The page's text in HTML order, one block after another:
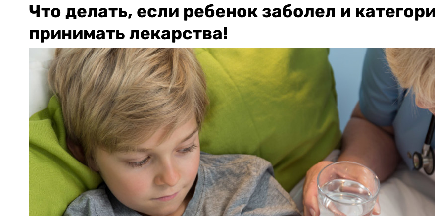
Что делать, если ребенок заболел и
принимать лекарства!